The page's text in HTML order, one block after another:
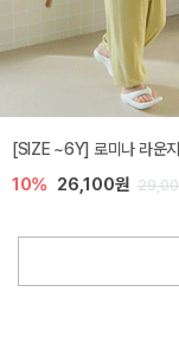
[SIZE ~6Y] 로미나 라운
10% 26,100원